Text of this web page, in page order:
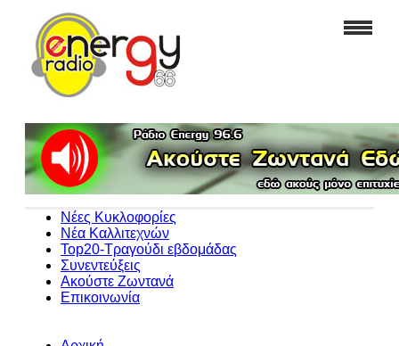
Νέες Κυκλοφορίες
Νέα Καλλιτεχνών
Top20-Τραγούδι εβδομάδας
Συνεντεύξεις
Ακούστε Ζωντανά
Επικοινωνία